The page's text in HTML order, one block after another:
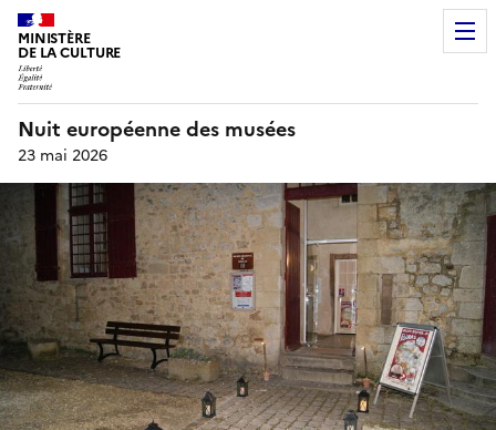
MINISTÈRE
DE LA CULTURE
Nuit européenne des musées
23 mai 2026